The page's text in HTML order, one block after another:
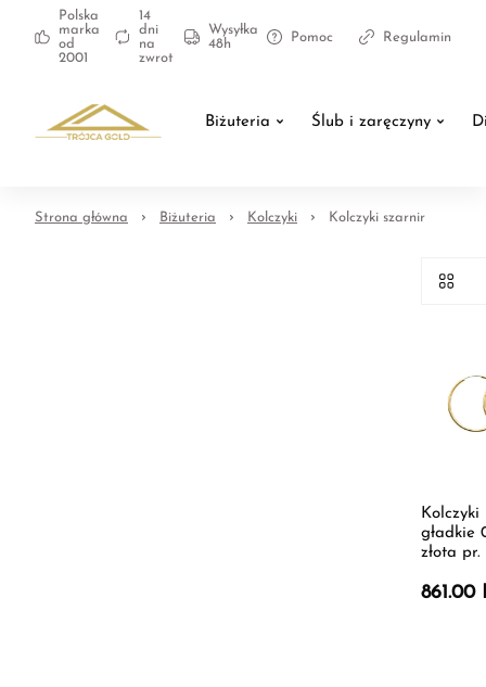
Polska
marka
od
2001
14
dni
na
zwrot
Wysyłka
48h
Pomoc Regulamin
Biżuteria Ślub i zaręczyny
Strona główna Biżuteria Kolczyki Kolczyki szarnir
Kolczyki
gładkie
złota pr.
861.00